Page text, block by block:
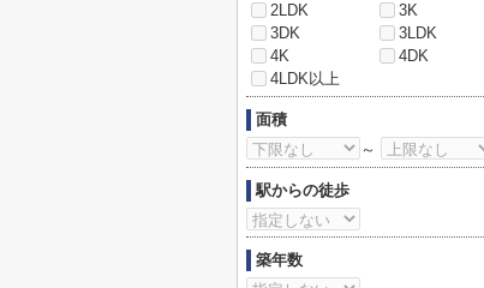
2LDK
3K
3DK
3LDK
4K
4DK
4LDK以上
面積
～
駅からの徒歩
築年数